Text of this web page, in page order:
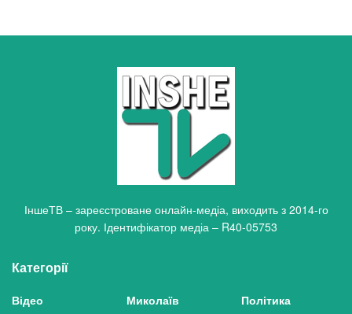
ІншеТВ – зареєстроване онлайн-медіа, виходить з 2014-го
року. Ідентифікатор медіа – R40-05753
Категорії
Відео
Миколаїв
Політика